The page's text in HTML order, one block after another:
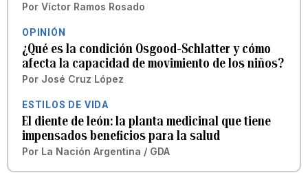
Por Víctor Ramos Rosado
OPINIÓN
¿Qué es la condición Osgood-Schlatter y cómo
afecta la capacidad de movimiento de los niños?
Por José Cruz López
ESTILOS DE VIDA
El diente de león: la planta medicinal que tiene
impensados beneficios para la salud
Por La Nación Argentina / GDA